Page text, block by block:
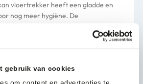
gebruik van cookies
om content en advertenties te
vloertrekker heeft een gladde en
nog meer hygiëne. De
van de vloertrekker kan eenvoudig
schoon te maken of te vervangen.
stuk